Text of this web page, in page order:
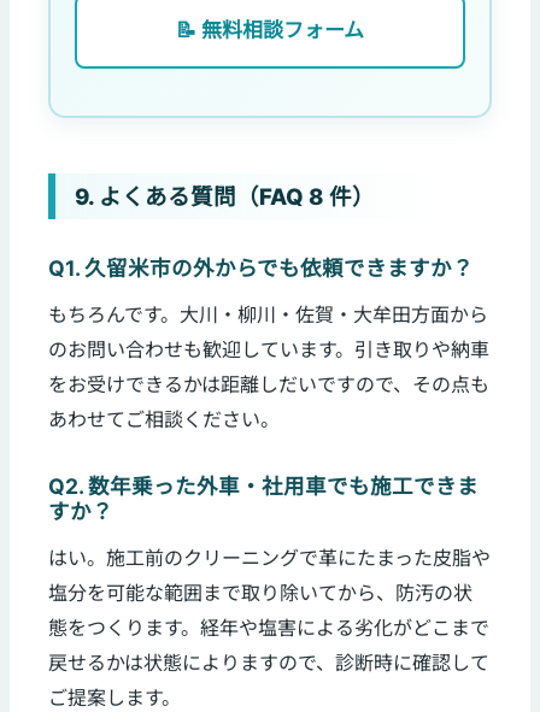
📝 無料相談フォーム
9. よくある質問（FAQ 8 件）
Q1. 久留米市の外からでも依頼できますか？
もちろんです。大川・柳川・佐賀・大牟田方面から
のお問い合わせも歓迎しています。引き取りや納車
をお受けできるかは距離しだいですので、その点も
あわせてご相談ください。
Q2. 数年乗った外車・社用車でも施工できま
すか？
はい。施工前のクリーニングで革にたまった皮脂や
塩分を可能な範囲まで取り除いてから、防汚の状
態をつくります。経年や塩害による劣化がどこまで
戻せるかは状態によりますので、診断時に確認して
ご提案します。